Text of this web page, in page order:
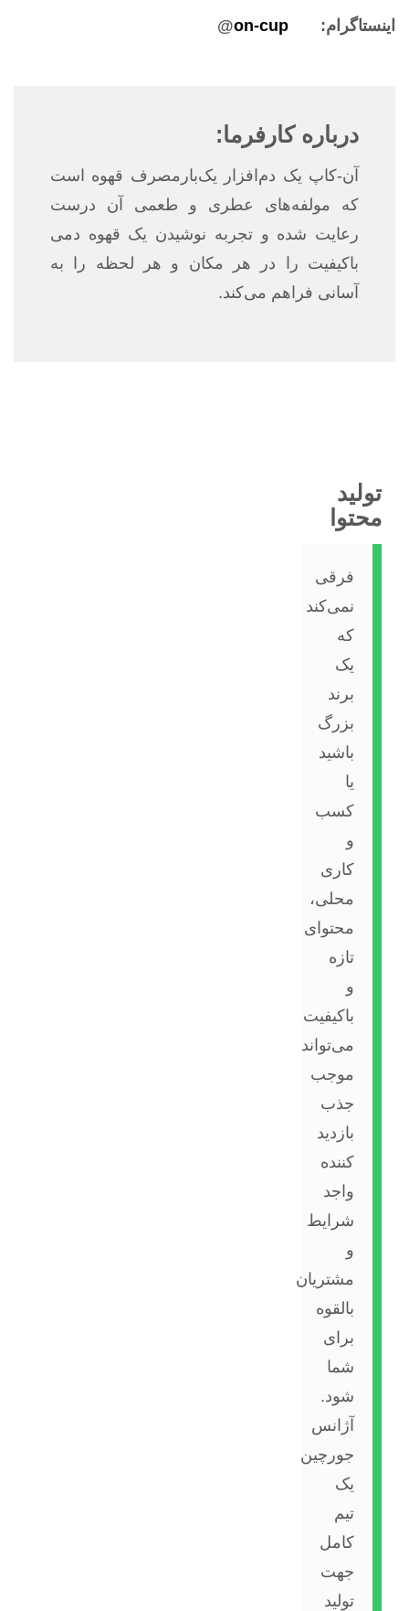
on-cup
@
درباره کارفرما:
آن-کاپ یک دم‌افزار یک‌بارمصرف قهوه است
که مولفه‌های عطری و طعمی آن درست
رعایت شده و تجربه‌ نوشیدن یک قهوه دمی
باکیفیت را در هر مکان و هر لحظه را به
آسانی فراهم می‌کند.
تولید
محتوا
فرقی
نمی‌کند
برند
بزرگ
باشید
کسب
کاری
محلی،
محتوای
تازه
باکیفیت
می‌تواند
موجب
جذب
بازدید
کننده
واجد
شرایط
مشتریان
بالقوه
برای
شما
شود.
آژانس
جورچین
کامل
جهت
تولید